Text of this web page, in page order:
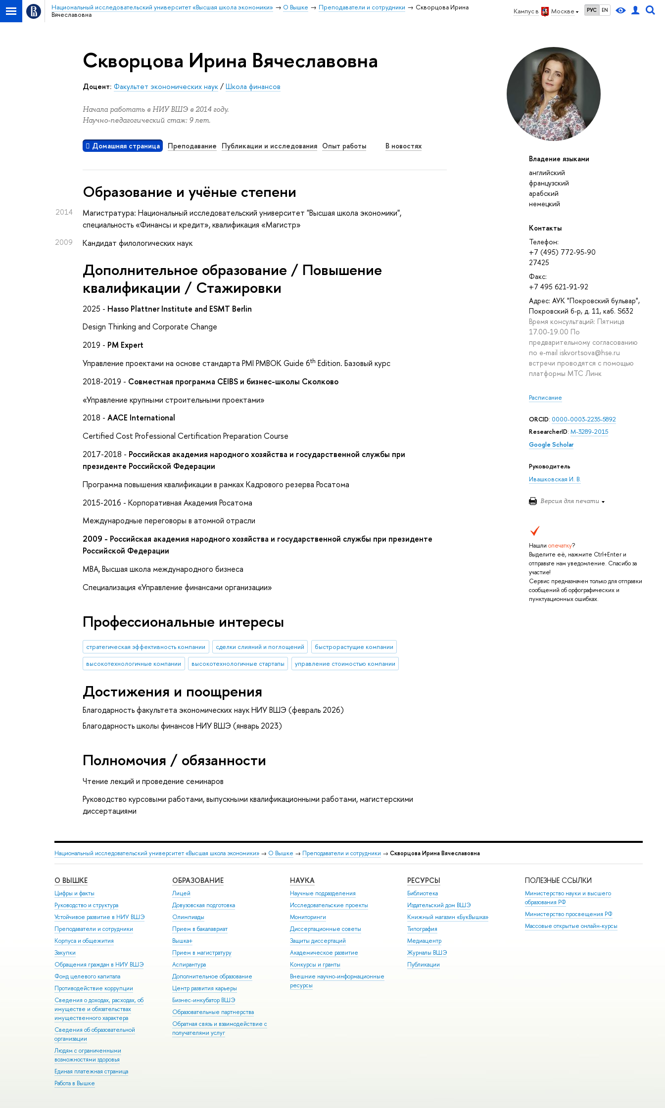
Кампус в Москве РУС EN
Национальный исследовательский университет «Высшая школа экономики» О Вышке Преподаватели и сотрудники
Скворцова Ирина
Вячеславовна
Владение языками
английский
французский
арабский
немецкий
Контакты
Телефон:
+7 (495) 772-95-90
27425
Факс:
+7 495 621-91-92
Адрес: АУК "Покровский бульвар",
Покровский б-р, д. 11, каб. S632
Время консультаций: Пятница
17.00-19.00 По
предварительному согласованию
по e-mail iskvortsova@hse.ru
встречи проводятся с помощью
платформы МТС Линк
Расписание
ORCID: 0000-0003-2235-5892
ResearcherID: M-3289-2015
Google Scholar
Руководитель
Ивашковская И. В.
Версия для печати
Нашли опечатку?
Выделите её, нажмите Ctrl+Enter и
отправьте нам уведомление. Спасибо за
участие!
Сервис предназначен только для отправки
сообщений об орфографических и
пунктуационных ошибках.
Скворцова Ирина Вячеславовна
Доцент: Факультет экономических наук /Школа финансов
Начала работать в НИУ ВШЭ в 2014 году.
Научно-педагогический стаж: 9 лет.
Домашняя страница Преподавание Публикации и исследования Опыт работы В новостях
Oбразование и учёные степени
2014
Магистратура: Национальный исследовательский университет "Высшая школа экономики",
специальность «Финансы и кредит», квалификация «Магистр»
2009 Кандидат филологических наук
Дополнительное образование / Повышение
квалификации / Стажировки
2025 - Hasso Plattner Institute and ESMT Berlin
Design Thinking and Corporate Change
2019 - PM Expert
Управление проектами на основе стандарта PMI PMBOK Guide 6th Edition. Базовый курс
2018-2019 - Совместная программа CEIBS и бизнес-школы Сколково
«Управление крупными строительными проектами»
2018 -AACE International
Certified Cost Professional Certification Preparation Course
2017-2018 - Российская академия народного хозяйства и государственной службы при
президенте Российской Федерации
Программа повышения квалификации в рамках Кадрового резерва Росатома
2015-2016 - Корпоративная Академия Росатома
Международные переговоры в атомной отрасли
2009 - Российская академия народного хозяйства и государственной службы при президенте
Российской Федерации
MBA, Высшая школа международного бизнеса
Специализация «Управление финансами организации»
Профессиональные интересы
стратегическая эффективность компании сделки слияний и поглощений
быстрорастущие компании
высокотехнологичные компании
высокотехнологичные стартапы управление стоимостью компании
Достижения и поощрения
Благодарность факультета экономических наук НИУ ВШЭ (февраль 2026)
Благодарность школы финансов НИУ ВШЭ (январь 2023)
Полномочия / обязанности
Чтение лекций и проведение семинаров
Руководство курсовыми работами, выпускными квалификационными работами, магистерскими
диссертациями
Национальный исследовательский университет «Высшая школа экономики» → О Вышке → Преподаватели и сотрудники → Скворцова Ирина Вячеславовна
О ВЫШКЕ
Цифры и факты
Руководство и структура
Устойчивое развитие в НИУ ВШЭ
Преподаватели и сотрудники
Корпуса и общежития
Закупки
Обращения граждан в НИУ ВШЭ
Фонд целевого капитала
Противодействие коррупции
Сведения о доходах, расходах, об
имуществе и обязательствах
имущественного характера
Сведения об образовательной
организации
Людям с ограниченными
возможностями здоровья
Единая платежная страница
Работа в Вышке
ОБРАЗОВАНИЕ
Лицей
Довузовская подготовка
Олимпиады
Прием в бакалавриат
Вышка+
Прием в магистратуру
Аспирантура
Дополнительное образование
Центр развития карьеры
Бизнес-инкубатор ВШЭ
Образовательные партнерства
Обратная связь и взаимодействие с
получателями услуг
НАУКА
Научные подразделения
Исследовательские проекты
Мониторинги
Диссертационные советы
Защиты диссертаций
Академическое развитие
Конкурсы и гранты
Внешние научно-информационные
ресурсы
РЕСУРСЫ
Библиотека
Издательский дом ВШЭ
Книжный магазин «БукВышка»
Типография
Медиацентр
Журналы ВШЭ
Публикации
ПОЛЕЗНЫЕ ССЫЛКИ
Министерство науки и высшего
образования РФ
Министерство просвещения РФ
Массовые открытые онлайн-курсы